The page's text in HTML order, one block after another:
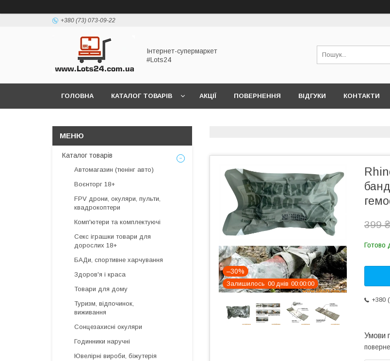
+380 (73) 073-09-22
Інтернет-супермаркет
#Lots24
ГОЛОВНА КАТАЛОГ ТОВАРІВ АКЦІЇ ПОВЕРНЕННЯ ВІДГУКИ КОНТАКТИ
–30%
Залишилось 00 днів 00 00 00
399 ₴
Готово
+380
Каталог товарів
Автомагазин (тюнінг авто)
Воєнторг 18+
FPV дрони, окуляри, пульти,
квадрокоптери
Комп'ютери та комплектуючі
Секс іграшки товари для
дорослих 18+
БАДи, спортивне харчування
Здоров'я і краса
Товари для дому
Туризм, відпочинок,
виживання
Сонцезахисні окуляри
Годинники наручні
Ювелірні вироби, біжутерія